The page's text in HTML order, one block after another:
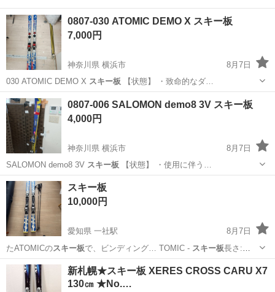
0807-030 ATOMIC DEMO X スキー板
7,000円
神奈川県 横浜市
8月7日
030 ATOMIC DEMO X スキー板 【状態】 ・致命的なダ…
神奈川 横浜市
0807-006 SALOMON demo8 3V スキー板
4,000円
神奈川県 横浜市
8月7日
SALOMON demo8 3V スキー板 【状態】 ・使用に伴う…
神奈川 横浜市 スキー
スキー板
10,000円
愛知県 一社駅
8月7日
たATOMICのスキー板で、ビンディング… TOMIC - スキー板長さ:
165c…
愛知 名古屋市 一社駅 スキー
新札幌★スキー板 XERES CROSS CARU X7
130㎝ ★No.…